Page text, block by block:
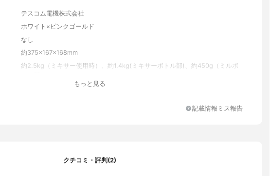
テスコム電機株式会社
ホワイト×ピンクゴールド
なし
約375×167×168mm
約2.5kg（ミキサー使用時）、約1.4kg(ミキサーボトル部)、約450g（ミルボ
約1000ml(ミキサーボトル)、約200ml(ミルボトル)
もっと見る
記載情報ミス報告
クチコミ・評判(2)